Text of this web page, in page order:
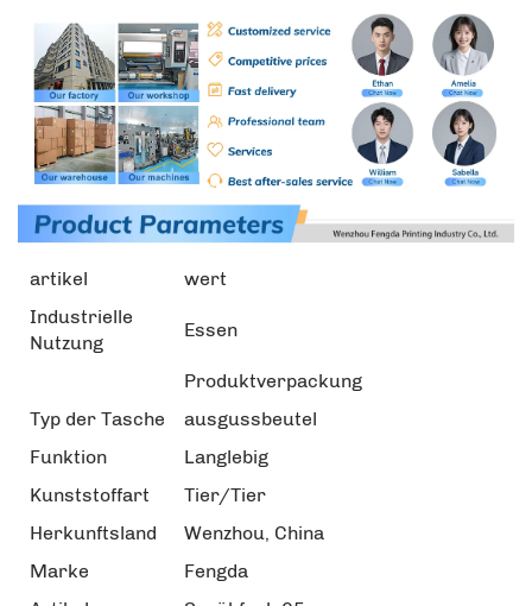
artikel
wert
Industrielle
Nutzung
Essen
Produktverpackung
Typ der Tasche
ausgussbeutel
Funktion
Langlebig
Kunststoffart
Tier/Tier
Herkunftsland
Wenzhou, China
Marke
Fengda